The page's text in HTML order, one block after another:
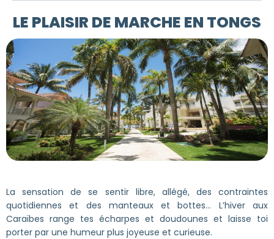
LE PLAISIR DE MARCHE EN TONGS
La sensation de se sentir libre, allégé, des contraintes
quotidiennes et des manteaux et bottes… L’hiver aux
Caraïbes range tes écharpes et doudounes et laisse toi
porter par une humeur plus joyeuse et curieuse.